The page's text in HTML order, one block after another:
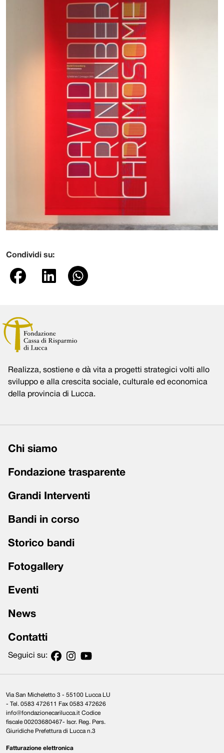
Condividi su:
Realizza, sostiene e dà vita a progetti strategici volti allo
sviluppo e alla crescita sociale, culturale ed economica
della provincia di Lucca.
Chi siamo
Fondazione trasparente
Grandi Interventi
Bandi in corso
Storico bandi
Fotogallery
Eventi
News
Contatti
Seguici su:
Via San Micheletto 3 - 55100 Lucca LU
- Tel. 0583 472611 Fax 0583 472626
info@fondazionecarilucca.it Codice
fiscale 00203680467- Iscr. Reg. Pers.
Giuridiche Prefettura di Lucca n.3
Fatturazione elettronica